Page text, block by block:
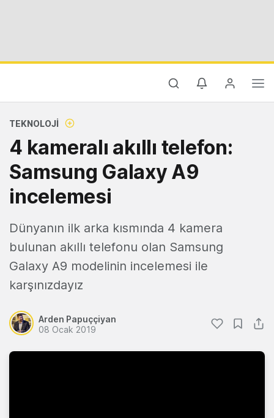
TEKNOLOJI
4 kameralı akıllı telefon:
Samsung Galaxy A9
incelemesi
Dünyanın ilk arka kısmında 4 kamera
bulunan akıllı telefonu olan Samsung
Galaxy A9 modelinin incelemesi ile
karşınızdayız
Arden Papuççiyan
08 Ocak 2019